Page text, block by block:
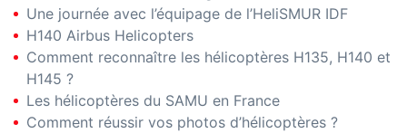
Une journée avec l’équipage de l’HeliSMUR IDF
H140 Airbus Helicopters
Comment reconnaître les hélicoptères H135, H140 et
H145 ?
Les hélicoptères du SAMU en France
Comment réussir vos photos d’hélicoptères ?